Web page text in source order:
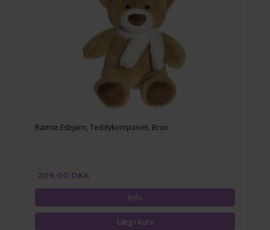
Bamse Esbjørn, Teddykompaniet, Brun
209,00 DKK